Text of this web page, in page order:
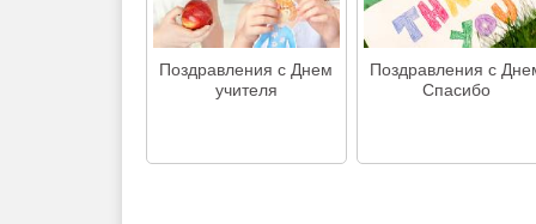
Поздравления с Днем
учителя
Поздравления с
Спасибо